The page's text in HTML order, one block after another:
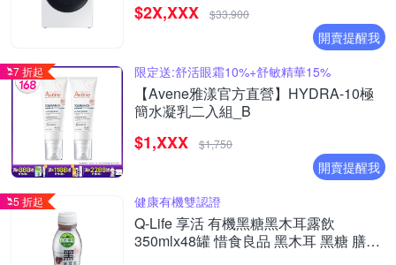
$2X,XXX $33,900
開賣提醒我
7 折起 限定送:舒活眼霜10%+舒敏精華15%
【Avene雅漾官方直營】HYDRA-10極
簡水凝乳二入組_B
$1,XXX $1,750
開賣提醒我
5 折起 健康有機雙認證
Q-Life 享活 有機黑糖黑木耳露飲
350mlx48罐 惜食良品 黑木耳 黑糖 膳食